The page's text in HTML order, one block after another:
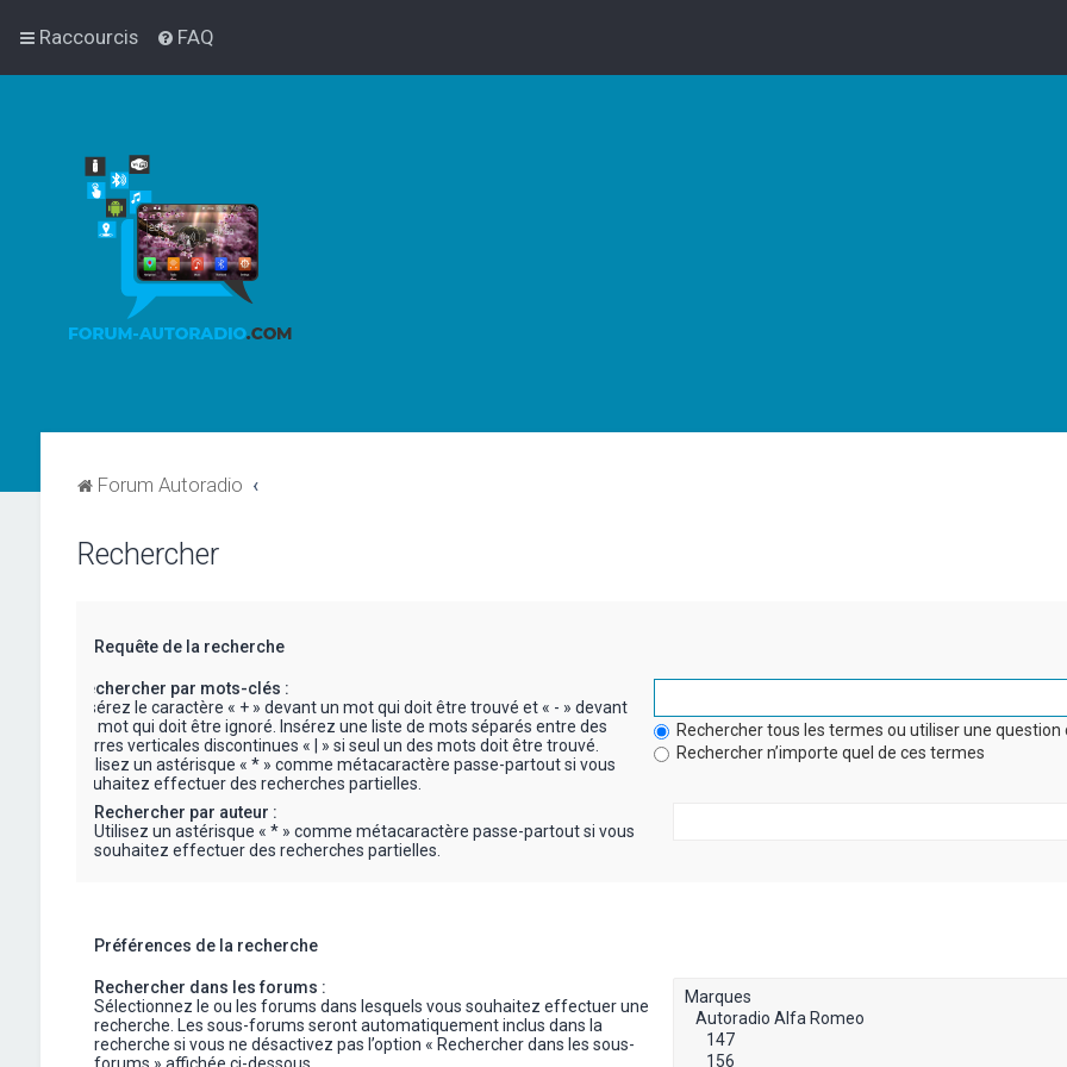
Raccourcis FAQ
Forum Autoradio
Rechercher
Requête de la recherche
Rechercher par mots-clés :
Insérez le caractère « + » devant un mot qui doit être trouvé et « - » devant
un mot qui doit être ignoré. Insérez une liste de mots séparés entre des
barres verticales discontinues « | » si seul un des mots doit être trouvé.
Utilisez un astérisque « * » comme métacaractère passe-partout si vous
souhaitez effectuer des recherches partielles.
Rechercher tous les termes ou utiliser une
Rechercher n’importe quel de ces termes
Rechercher par auteur :
Utilisez un astérisque « * » comme métacaractère passe-partout si vous
souhaitez effectuer des recherches partielles.
Préférences de la recherche
Rechercher dans les forums :
Sélectionnez le ou les forums dans lesquels vous souhaitez effectuer une
recherche. Les sous-forums seront automatiquement inclus dans la
recherche si vous ne désactivez pas l’option « Rechercher dans les sous-